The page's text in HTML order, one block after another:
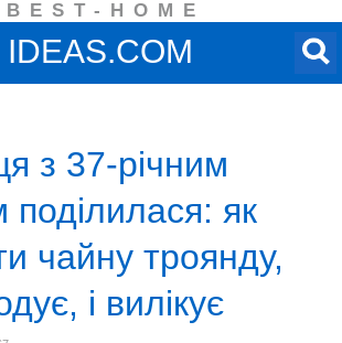
BEST-HOME
IDEAS.COM
з 37-річним
поділилася: як
чайну троянду,
і вилікує